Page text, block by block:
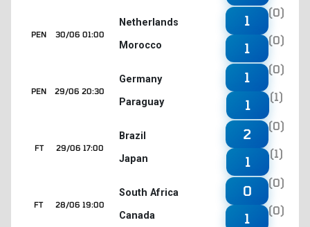
30/06 01:00
PEN
Netherlands
Morocco
1
(0)
1
(0)
29/06 20:30
PEN
Germany
Paraguay
1
(0)
1
(1)
29/06 17:00
FT
Brazil
Japan
2
(0)
1
(1)
28/06 19:00
FT
South Africa
Canada
0
(0)
1
(0)